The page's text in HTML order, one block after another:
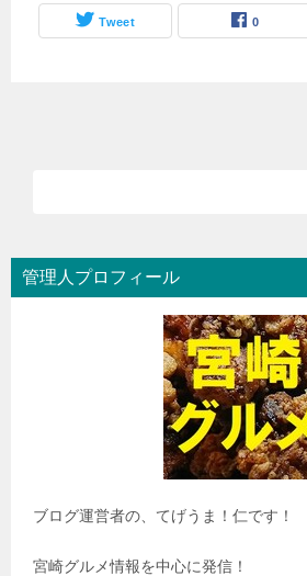
Tweet 0
管理人プロフィール
ブログ運営者の、てげうま！仁です！
宮崎グルメ情報を中心に発信！